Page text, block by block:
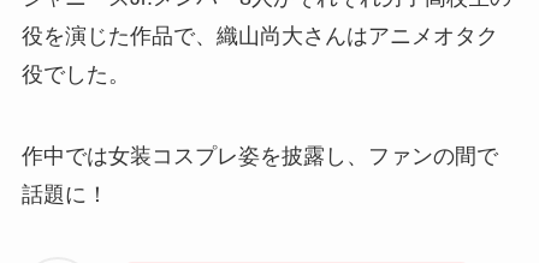
役を演じた作品で、織山尚大さんはアニメオタク
役でした。
作中では女装コスプレ姿を披露し、ファンの間で
話題に！